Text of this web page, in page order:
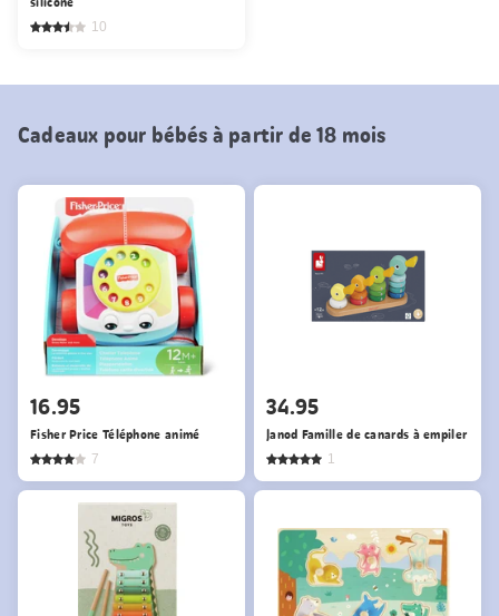
10
Cadeaux pour bébés à partir de 18 mois
16.95
Fisher Price Téléphone animé
7
34.95
Janod Famille de canards à empiler
1